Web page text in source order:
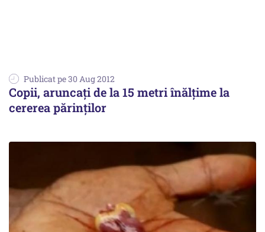
Publicat pe 30 Aug 2012
Copii, aruncați de la 15 metri înălțime la
cererea părinților